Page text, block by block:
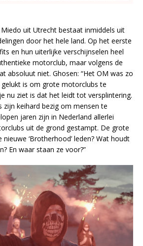
uit Utrecht bestaat inmiddels uit
door het hele land. Op het eerste
en hun uiterlijke verschijnselen heel
motorclub, maar volgens de
absoluut niet. Ghosen: “Het OM was zo
is om grote motorclubs te
nu ziet is dat het leidt tot versplintering.
zijn keihard bezig om mensen te
jaren zijn in Nederland allerlei
uit de grond gestampt. De grote
nieuwe ‘Brotherhood’ leden? Wat houdt
En waar staan ze voor?”